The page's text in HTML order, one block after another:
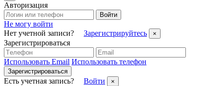
Авторизация
Войти
Не могу войти
Нет учетной записи?
Зарегистрируйтесь ×
Зарегистрироваться
Использовать Email Использовать телефон
Зарегистрироваться
Есть учетная запись? Войти ×